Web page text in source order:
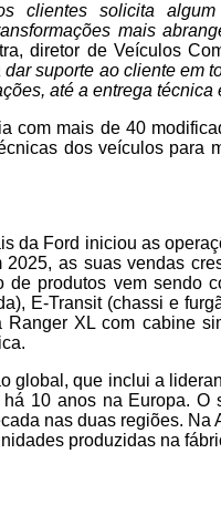
clientes solicita
mais
diretor de Veículos
suporte ao cliente em
até a entrega
com mais de 40
dos veículos para
da Ford iniciou as
as suas vendas
de produtos vem sendo
E-Transit (chassi e
XL com cabine
global, que inclui a
10 anos na Europa. O
nas duas regiões. Na
produzidas na